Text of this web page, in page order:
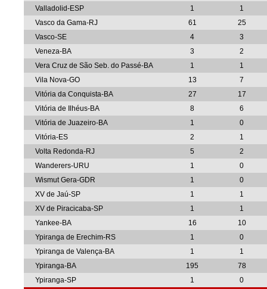
Valladolid-ESP 1
1
Vasco da Gama-RJ
61
25
Vasco-SE
4
3
Veneza-BA
3
2
Vera Cruz de São Seb. do Passé-BA
1
1
Vila Nova-GO
13
7
Vitória da Conquista-BA
27
17
Vitória de Ilhéus-BA
8
6
Vitória de Juazeiro-BA
1
0
Vitória-ES
2
1
Volta Redonda-RJ
5
2
Wanderers-URU
1
0
Wismut Gera-GDR
1
0
XV de Jaú-SP
1
1
XV de Piracicaba-SP
1
1
Yankee-BA
16
10
Ypiranga de Erechim-RS
1
0
Ypiranga de Valença-BA
1
1
Ypiranga-BA
195
78
Ypiranga-SP
1 0